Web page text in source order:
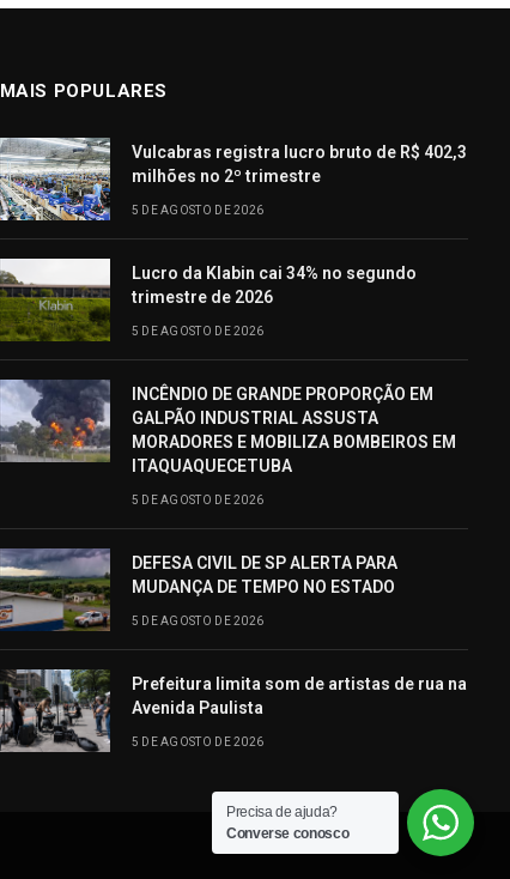
MAIS POPULARES
Vulcabras registra lucro bruto de R$ 402,3
milhões no 2º trimestre
5 DE AGOSTO DE 2026
Lucro da Klabin cai 34% no segundo
trimestre de 2026
5 DE AGOSTO DE 2026
INCÊNDIO DE GRANDE PROPORÇÃO EM
GALPÃO INDUSTRIAL ASSUSTA
MORADORES E MOBILIZA BOMBEIROS EM
ITAQUAQUECETUBA
5 DE AGOSTO DE 2026
DEFESA CIVIL DE SP ALERTA PARA
MUDANÇA DE TEMPO NO ESTADO
5 DE AGOSTO DE 2026
Prefeitura limita som de artistas de rua na
Avenida Paulista
5 DE AGOSTO DE 2026
Precisa de ajuda?
Converse conosco